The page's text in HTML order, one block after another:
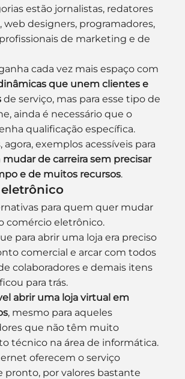
estão jornalistas, redatores
designers, programadores,
de marketing e de
cada vez mais espaço com
que unem clientes e
de serviço, mas para esse tipo de
ainda é necessário que o
qualificação específica.
agora, exemplos acessíveis para
mudar de carreira sem precisar
e de muitos recursos.
para quem quer mudar
comércio eletrônico.
para abrir uma loja era preciso
comercial e arcar com todos
colaboradores e demais itens
para trás.
abrir uma loja virtual em
, mesmo para aqueles
que não têm muito
técnico na área de informática.
oferecem o serviço
pronto, por valores bastante